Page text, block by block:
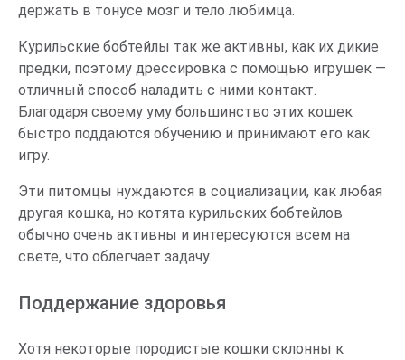
держать в тонусе мозг и тело любимца.
Курильские бобтейлы так же активны, как их дикие
предки, поэтому дрессировка с помощью игрушек —
отличный способ наладить с ними контакт.
Благодаря своему уму большинство этих кошек
быстро поддаются обучению и принимают его как
игру.
Эти питомцы нуждаются в социализации, как любая
другая кошка, но котята курильских бобтейлов
обычно очень активны и интересуются всем на
свете, что облегчает задачу.
Поддержание здоровья
Хотя некоторые породистые кошки склонны к